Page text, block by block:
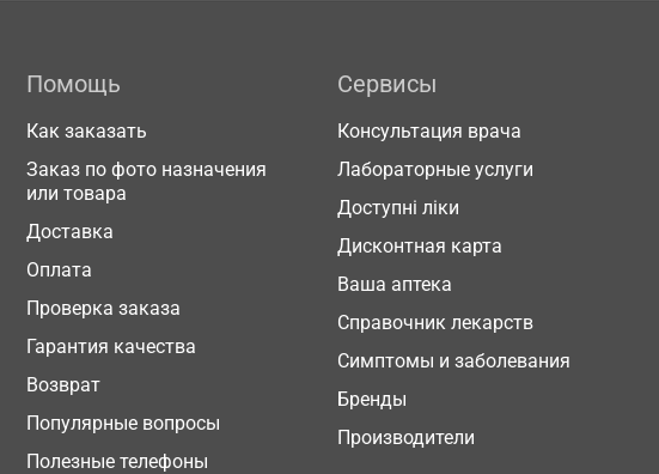
Помощь
Как заказать
Заказ по фото назначения
или товара
Доставка
Оплата
Проверка заказа
Гарантия качества
Возврат
Популярные вопросы
Полезные телефоны
Сервисы
Консультация врача
Лабораторные услуги
Доступні ліки
Дисконтная карта
Ваша аптека
Справочник лекарств
Симптомы и заболевания
Бренды
Производители